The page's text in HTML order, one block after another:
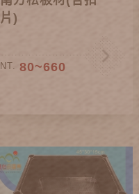
片)
NT. 80~660